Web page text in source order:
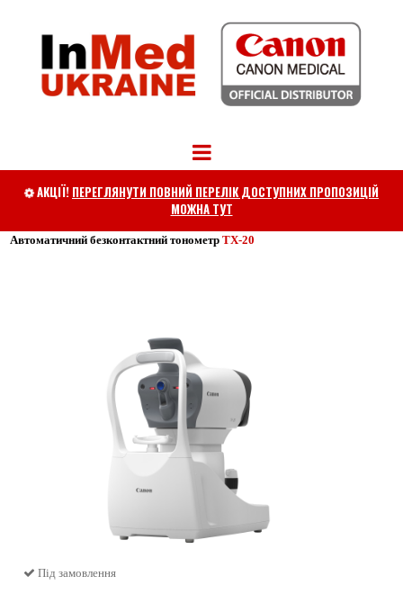
АКЦІЇ! ПЕРЕГЛЯНУТИ ПОВНИЙ ПЕРЕЛІК ДОСТУПНИХ ПРОПОЗИЦІЙ
МОЖНА ТУТ
Автоматичний безконтактний тонометр TX-20
 Під замовлення